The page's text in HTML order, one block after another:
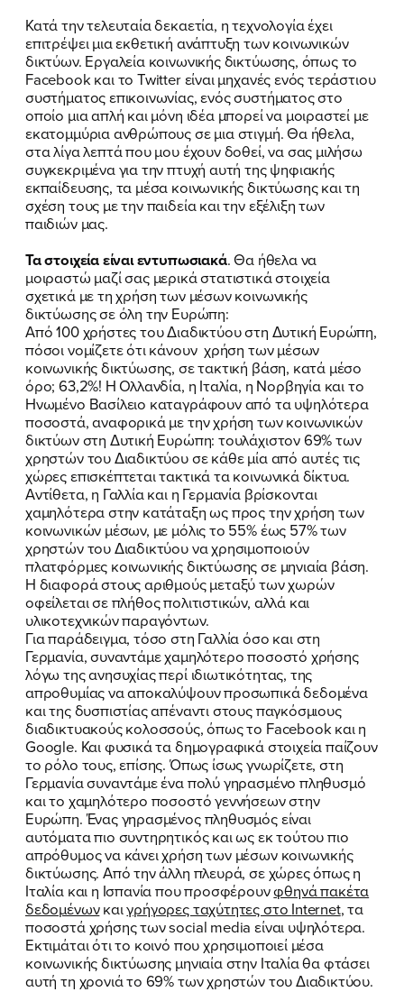
Κατά την τελευταία δεκαετία, η τεχνολογία έχει
επιτρέψει μια εκθετική ανάπτυξη των κοινωνικών
δικτύων. Εργαλεία κοινωνικής δικτύωσης, όπως το
Facebook και το Twitter είναι μηχανές ενός τεράστιου
συστήματος επικοινωνίας, ενός συστήματος στο
οποίο μια απλή και μόνη ιδέα μπορεί να μοιραστεί με
εκατομμύρια ανθρώπους σε μια στιγμή. Θα ήθελα,
στα λίγα λεπτά που μου έχουν δοθεί, να σας μιλήσω
συγκεκριμένα για την πτυχή αυτή της ψηφιακής
εκπαίδευσης, τα μέσα κοινωνικής δικτύωσης και τη
σχέση τους με την παιδεία και την εξέλιξη των
παιδιών μας.
Τα στοιχεία είναι εντυπωσιακά. Θα ήθελα να
μοιραστώ μαζί σας μερικά στατιστικά στοιχεία
σχετικά με τη χρήση των μέσων κοινωνικής
δικτύωσης σε όλη την Ευρώπη:
Από 100 χρήστες του Διαδικτύου στη Δυτική Ευρώπη,
πόσοι νομίζετε ότι κάνουν χρήση των μέσων
κοινωνικής δικτύωσης, σε τακτική βάση, κατά μέσο
όρο; 63,2%! Η Ολλανδία, η Ιταλία, η Νορβηγία και το
Ηνωμένο Βασίλειο καταγράφουν από τα υψηλότερα
ποσοστά, αναφορικά με την χρήση των κοινωνικών
δικτύων στη Δυτική Ευρώπη: τουλάχιστον 69% των
χρηστών του Διαδικτύου σε κάθε μία από αυτές τις
χώρες επισκέπτεται τακτικά τα κοινωνικά δίκτυα.
Αντίθετα, η Γαλλία και η Γερμανία βρίσκονται
χαμηλότερα στην κατάταξη ως προς την χρήση των
κοινωνικών μέσων, με μόλις το 55% έως 57% των
χρηστών του Διαδικτύου να χρησιμοποιούν
πλατφόρμες κοινωνικής δικτύωσης σε μηνιαία βάση.
Η διαφορά στους αριθμούς μεταξύ των χωρών
οφείλεται σε πλήθος πολιτιστικών, αλλά και
υλικοτεχνικών παραγόντων.
Για παράδειγμα, τόσο στη Γαλλία όσο και στη
Γερμανία, συναντάμε χαμηλότερο ποσοστό χρήσης
λόγω της ανησυχίας περί ιδιωτικότητας, της
απροθυμίας να αποκαλύψουν προσωπικά δεδομένα
και της δυσπιστίας απέναντι στους παγκόσμιους
διαδικτυακούς κολοσσούς, όπως το Facebook και η
Google. Και φυσικά τα δημογραφικά στοιχεία παίζουν
το ρόλο τους, επίσης. Όπως ίσως γνωρίζετε, στη
Γερμανία συναντάμε ένα πολύ γηρασμένο πληθυσμό
και το χαμηλότερο ποσοστό γεννήσεων στην
Ευρώπη. Ένας γηρασμένος πληθυσμός είναι
αυτόματα πιο συντηρητικός και ως εκ τούτου πιο
απρόθυμος να κάνει χρήση των μέσων κοινωνικής
δικτύωσης. Από την άλλη πλευρά, σε χώρες όπως η
Ιταλία και η Ισπανία που προσφέρουνφθηνά πακέτα
δεδομένωνκαιγρήγορες ταχύτητες στο Internet, τα
ποσοστά χρήσης των social media είναι υψηλότερα.
Εκτιμάται ότι το κοινό που χρησιμοποιεί μέσα
κοινωνικής δικτύωσης μηνιαία στην Ιταλία θα φτάσει
αυτή τη χρονιά το 69% των χρηστών του Διαδικτύου.